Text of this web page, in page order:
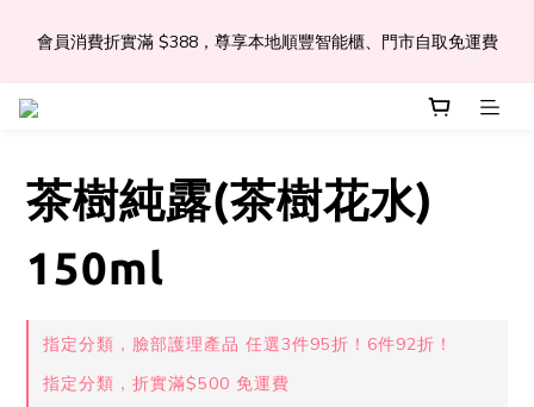
📣Léa & Co. 香氣產品🎉正式登陸PGWHK🎊
會員消費折實滿 $388，尊享本地順豐智能櫃、門市自取免運費
JOIN US Get $ 30 E-Coins🪙｜免費註冊成為會員! 即獲 $30 購買
📣Léa & Co. 香氣產品🎉正式登陸PGWHK🎊
茶樹純露(茶樹花水)
150ml
指定分類，臉部護理產品 任選3件95折！6件92折！
指定分類，折實滿$500 免運費